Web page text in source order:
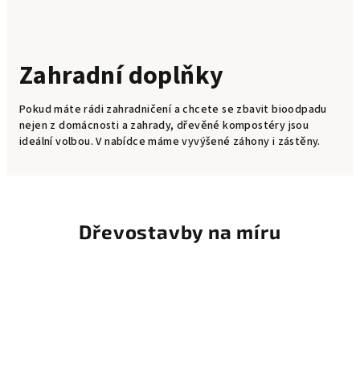
Zahradní doplňky
Pokud máte rádi zahradničení a chcete se zbavit bioodpadu
nejen z domácnosti a zahrady, dřevěné kompostéry jsou
ideální volbou. V nabídce máme vyvýšené záhony i zástěny.
Dřevostavby na míru